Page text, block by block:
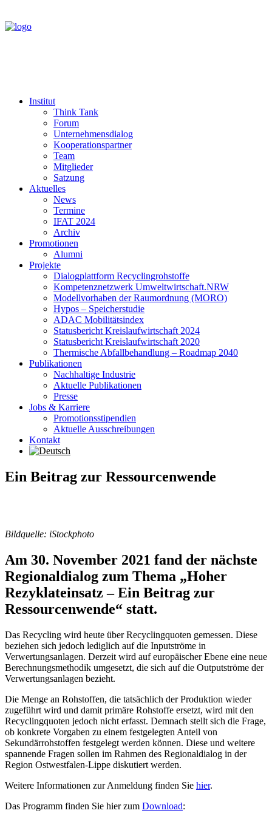
Institut
Think Tank
Forum
Unternehmensdialog
Kooperationspartner
Team
Mitglieder
Satzung
Aktuelles
News
Termine
IFAT 2024
Archiv
Promotionen
Alumni
Projekte
Dialogplattform Recyclingrohstoffe
Kompetenznetzwerk Umweltwirtschaft.NRW
Modellvorhaben der Raumordnung (MORO)
Hypos – Speicherstudie
ADAC Mobilitätsindex
Statusbericht Kreislaufwirtschaft 2024
Statusbericht Kreislaufwirtschaft 2020
Thermische Abfallbehandlung – Roadmap 2040
Publikationen
Nachhaltige Industrie
Aktuelle Publikationen
Presse
Jobs & Karriere
Promotionsstipendien
Aktuelle Ausschreibungen
Kontakt
Ein Beitrag zur Ressourcenwende
Bildquelle: iStockphoto
Am 30. November 2021 fand der nächste
Regionaldialog zum Thema „Hoher
Rezyklateinsatz – Ein Beitrag zur
Ressourcenwende“ statt.
Das Recycling wird heute über Recyclingquoten gemessen. Diese
beziehen sich jedoch lediglich auf die Inputströme in
Verwertungsanlagen. Derzeit wird auf europäischer Ebene eine neue
Berechnungsmethodik umgesetzt, die sich auf die Outputströme der
Verwertungsanlagen bezieht.
Die Menge an Rohstoffen, die tatsächlich der Produktion wieder
zugeführt wird und damit primäre Rohstoffe ersetzt, wird mit den
Recyclingquoten jedoch nicht erfasst. Demnach stellt sich die Frage,
ob konkrete Vorgaben zu einem festgelegten Anteil von
Sekundärrohstoffen festgelegt werden können. Diese und weitere
spannende Fragen sollen im Rahmen des Regionaldialog in der
Region Ostwestfalen-Lippe diskutiert werden.
Weitere Informationen zur Anmeldung finden Sie hier.
Das Programm finden Sie hier zum Download: